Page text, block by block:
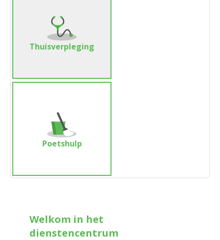
Thuisverpleging
Poetshulp
Welkom in het
dienstencentrum